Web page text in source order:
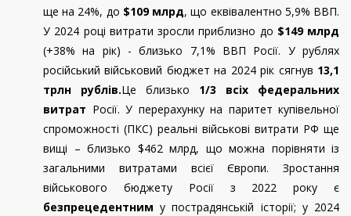
ще на 24%, до $109 млрд, що еквівалентно 5,9% ВВП.
У 2024 році витрати зросли приблизно до $149 млрд
(+38% на рік) - близько 7,1% ВВП Росії. У рублях
російський військовий бюджет на 2024 рік сягнув 13,1
трлн рублів.Це близько 1/3 всіх федеральних
витрат Росії. У перерахунку на паритет купівельної
спроможності (ПКС) реальні військові витрати РФ ще
вищі – близько $462 млрд, що можна порівняти із
загальними витратами всієї Європи. Зростання
військового бюджету Росії з 2022 року є
безпрецедентним у пострадянській історії; у 2024